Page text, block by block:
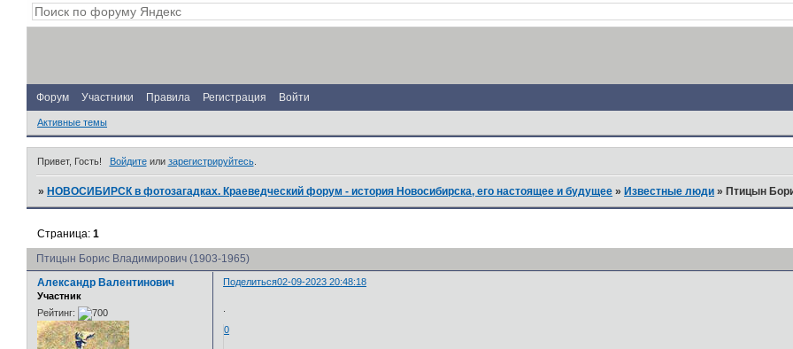
Форум Участники Правила Регистрация Войти
Активные темы
Привет, Гость! Войдитеили зарегистрируйтесь.
»НОВОСИБИРСК в фотозагадках. Краеведческий форум - история Новосибирска, его настоящее и будущее »Известные люди »Птицын
Птицын Борис Владимирович (1903-1965)
Страница:1
Поделиться02-09-2023 20:48:18
Александр Валентинович
Участник
Рейтинг:
0